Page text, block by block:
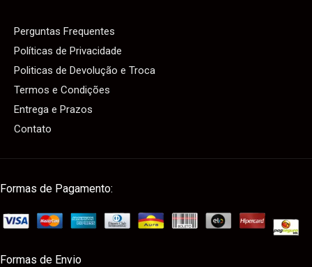
Perguntas Frequentes
Políticas de Privacidade
Politicas de Devolução e Troca
Termos e Condições
Entrega e Prazos
Contato
Formas de Pagamento:
Formas de Envio